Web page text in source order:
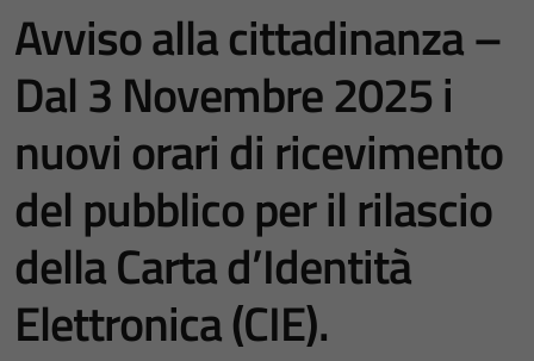
Avviso alla cittadinanza –
Dal 3 Novembre 2025 i
nuovi orari di ricevimento
del pubblico per il rilascio
della Carta d’Identità
Elettronica (CIE).